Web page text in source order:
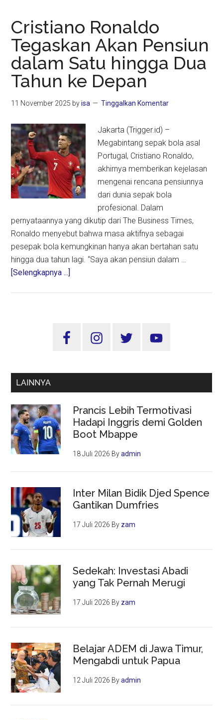
Cristiano Ronaldo
Tegaskan Akan Pensiun
dalam Satu hingga Dua
Tahun ke Depan
11 November 2025 byisa Tinggalkan Komentar
Jakarta (Trigger.id) –
Megabintang sepak bola asal
Portugal, Cristiano Ronaldo,
akhirnya memberikan kejelasan
mengenai rencana pensiunnya
dari dunia sepak bola
profesional. Dalam
pernyataannya yang dikutip dari The Business Times,
Ronaldo menyebut bahwa masa aktifnya sebagai
pesepak bola kemungkinan hanya akan bertahan satu
hingga dua tahun lagi. “Saya akan pensiun dalam …
[Selengkapnya ...]
Pensiun
hingga
ke
Depan
Sidebar
LAINNYA
Prancis Lebih Termotivasi
Hadapi Inggris demi Golden
Boot Mbappe
18 Juli 2026 Byadmin
Inter Milan Bidik Djed Spence
Gantikan Dumfries
17 Juli 2026 By zam
Sedekah: Investasi Abadi
yang Tak Pernah Merugi
17 Juli 2026 By zam
Belajar ADEM di Jawa Timur,
Mengabdi untuk Papua
12 Juli 2026 Byadmin